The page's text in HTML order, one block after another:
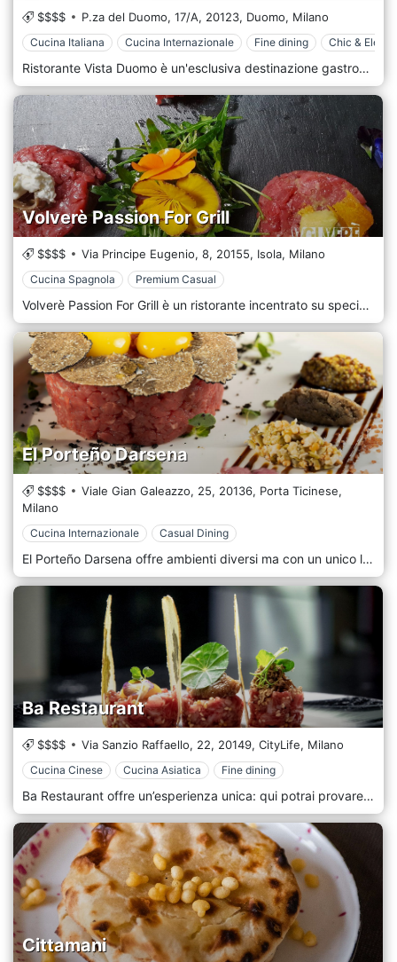
$$$$ P.za del Duomo, 17/A, 20123, Duomo, Milano
Cucina Italiana Cucina Internazionale Fine dining Chic &
Ristorante Vista Duomo è un'esclusiva destinazione gastronomica su due livelli situata in Piazza del Duomo, nel centro storico di Milano. Offre un mix perfetto tra una raffinata cucina gourmet al piano superiore e un'atmosfera vibrante e cosmopolita nella zona lounge, il tutto con la vista più spettacolare sulle guglie della Cattedrale. Sostituendo i classici concept turistici con un approccio autentico e d'eccellenza, è il punto di riferimento per chi cerca il cuore di Milano in ogni senso. Dettagli Chiave: Ristorante Vista Duomo Location: Piazza del Duomo, Milano (MI) – A pochi passi dall'ingresso principale della Cattedrale. Concept: Ristorante panoramico elegante al piano superiore per cene d'autore; Lounge Bar & Terrazza al piano inferiore per aperitivi di classe e serate con DJ set. Attrazioni Adiacenti: Situato strategicamente tra la Galleria Vittorio Emanuele II, il Palazzo Reale, il Museo del Novecento e il Teatro alla Scala. Specialità del Menù: Alta cucina milanese e mediterranea: risotto all'oro, cotoletta gourmet, crudi di mare e una carta dei vini con oltre 300 etichette. Atmosfera: Sofisticata e scenografica, caratterizzata da ampie vetrate a tutta altezza e un design minimal-chic che esalta la maestosità del Duomo. Perché scegliere Ristorante Vista Duomo Che si tratti di un pranzo di lavoro tra le vie del lusso milanese o di una cena romantica con le luci del Duomo a fare da cornice, il nostro ristorante offre un'esperienza visiva e culinaria senza pari. La location è disponibile per eventi privati, lanci di brand e cene aziendali, garantendo un impatto scenico indimenticabile grazie alla vicinanza immediata alle attrazioni più visitate d'Italia.
Volverè Passion For Grill
$$$$ Via Principe Eugenio, 8, 20155, Isola, Milano
Cucina Spagnola Premium Casual
Volverè Passion For Grill è un ristorante incentrato su specialità della cucina iberica: Filetti, costate, fiorentine cucinati nel forno a carbone di legna Josper, che conferisce un tipico tocco fumé alla griglia, l'immancabile paella e tanto altro. L’atmosfera è vivace ma non caotica. L’accoglienza è premurosa, l’ambiente moderno e ricercato in ogni dettaglio, in un ristorante che gode anche di un gradevole dehors. Si trova a Milano a due passi da Piazza Caneva.
El Porteño Darsena
$$$$ Viale Gian Galeazzo, 25, 20136, Porta Ticinese,
Milano
Cucina Internazionale Casual Dining
El Porteño Darsena offre ambienti diversi ma con un unico linguaggio, dove tutto parla di Argentina, dagli arredi alle pietanze, uno spicchio di Buenos Aires nel cuore di Milano, in zona Ticinese, non lontano dalla Basilica San Lorenzo Maggiore. L’offerta gastronomica parte dalle succose grigliate di manzo, maiale e vitello e altri tipici piatti argentini, come le empanadas o il pollo en escabeche. Forte è l’attenzione rivolta ai vegetariani attraverso l’inserimento di varie proposte come le empanadas di verdure, la cotoletta di tofu e la cipolla rossa caramellata in pasta sfoglia.
Ba Restaurant
$$$$ Via Sanzio Raffaello, 22, 20149, CityLife, Milano
Cucina Cinese Cucina Asiatica Fine dining
Ba Restaurant offre un’esperienza unica: qui potrai provare la vera cucina cinese, rivisitata in stile contemporaneo. Ba inoltre si è specializzato nella cultura Dim Sum. Ad ora è considerato uno dei migliori ristoranti cinesi a Milano: si trova non distante da Piazzale Brescia. La cucina di Ba si fonda su tre pilastri fondamentali: qualità, evoluzione e ovviamente personalità. L’obiettivo principale è quello di affinare e migliorare la cucina tradizionale cinese.
Cittamani